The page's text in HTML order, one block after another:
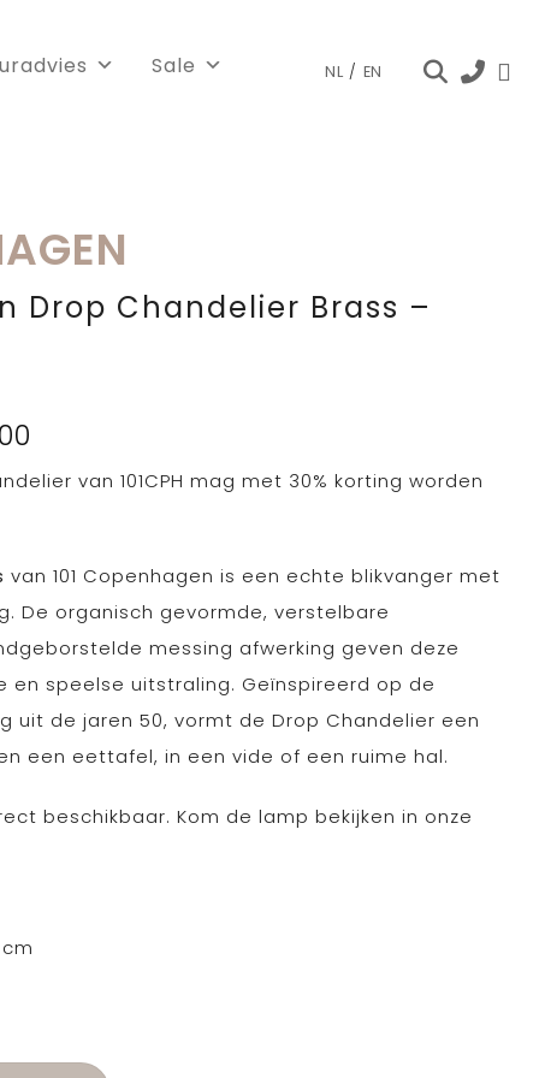
Sale NL/ EN
Drop Chandelier Brass –
is: van 101CPH mag met 30% korting worden
van 101 Copenhagen is een echte blikvanger met
De organisch gevormde, verstelbare
messing afwerking geven deze
en speelse uitstraling. Geïnspireerd op de
uit de jaren 50, vormt de Drop Chandelier een
een eettafel, in een vide of een ruime hal.
beschikbaar. Kom de lamp bekijken in onze